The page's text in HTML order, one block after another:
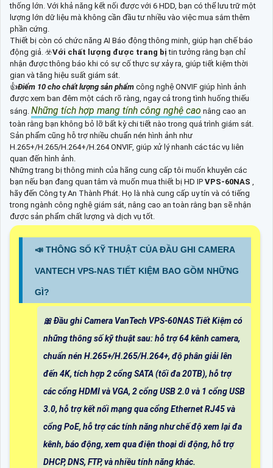
thống lớn. Với khả năng kết nối được với 6 HDD, bạn có thể lưu trữ một
lượng lớn dữ liệu mà không cần đầu tư nhiều vào việc mua sắm thêm
phần cứng.
Thiết bị còn có chức năng AI Báo động thông minh, giúp hạn chế báo
động giả. ☣️Với chất lượng được trang bị tin tưởng rằng bạn chỉ
nhận được thông báo khi có sự cố thực sự xảy ra, giúp tiết kiệm thời
gian và tăng hiệu suất giám sát.
👍Điểm 10 cho chất lượng sản phẩm công nghệ ONVIF giúp hình ảnh
được xem ban đêm một cách rõ ràng, ngay cả trong tình huống thiếu
sáng. Những tích hợp mang tính công nghệ cao nâng cao an
toàn rằng bạn không bỏ lỡ bất kỳ chi tiết nào trong quá trình giám sát.
Sản phẩm cũng hỗ trợ nhiều chuẩn nén hình ảnh như
H.265+/H.265/H.264+/H.264 ONVIF, giúp xử lý nhanh các tác vụ liên
quan đến hình ảnh.
Những trang bị thông minh của hãng cung cấp tôi muốn khuyên các
bạn nếu bạn đang quan tâm và muốn mua thiết bị HD IP VPS-60NAS ,
hãy đến Công ty An Thành Phát. Họ là nhà cung cấp uy tín và có tiếng
trong ngành công nghệ giám sát, nâng cao an toàn rằng bạn sẽ nhận
được sản phẩm chất lượng và dịch vụ tốt.
📣 THÔNG SỐ KỸ THUẬT CỦA ĐẦU GHI CAMERA
VANTECH VPS-NAS TIẾT KIỆM BAO GỒM NHỮNG
GÌ?
🎀 Đầu ghi Camera VanTech VPS-60NAS Tiết Kiệm có
những thông số kỹ thuật sau: hỗ trợ 64 kênh camera,
chuẩn nén H.265+/H.265/H.264+, độ phân giải lên
đến 4K, tích hợp 2 cổng SATA (tối đa 20TB), hỗ trợ
các cổng HDMI và VGA, 2 cổng USB 2.0 và 1 cổng USB
3.0, hỗ trợ kết nối mạng qua cổng Ethernet RJ45 và
cổng PoE, hỗ trợ các tính năng như chế độ xem lại đa
kênh, báo động, xem qua điện thoại di động, hỗ trợ
DHCP, DNS, FTP, và nhiều tính năng khác.